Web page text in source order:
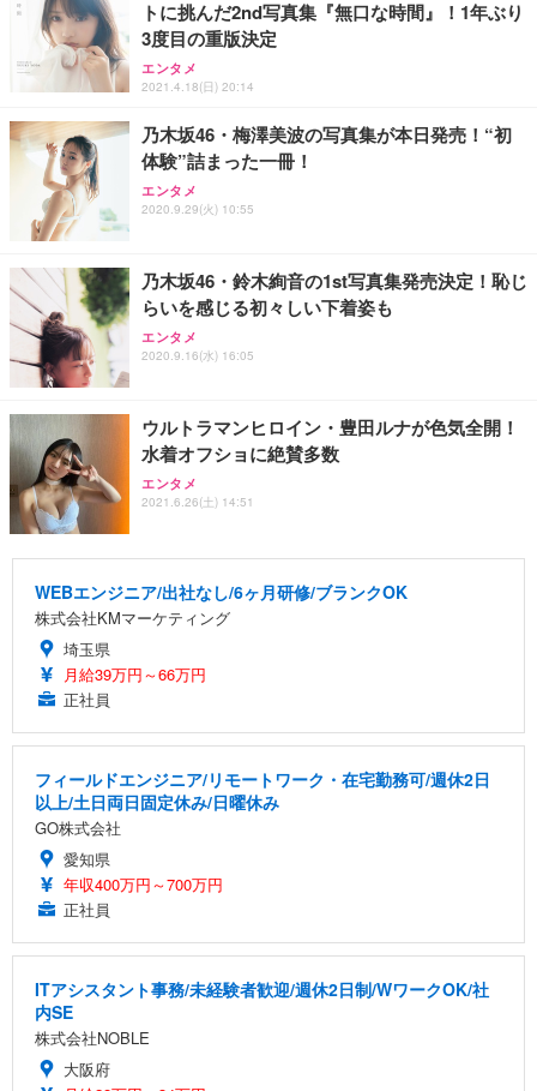
トに挑んだ2nd写真集『無口な時間』！1年ぶり
3度目の重版決定
エンタメ
2021.4.18(日) 20:14
乃木坂46・梅澤美波の写真集が本日発売！“初
体験”詰まった一冊！
エンタメ
2020.9.29(火) 10:55
乃木坂46・鈴木絢音の1st写真集発売決定！恥じ
らいを感じる初々しい下着姿も
エンタメ
2020.9.16(水) 16:05
ウルトラマンヒロイン・豊田ルナが色気全開！
水着オフショに絶賛多数
エンタメ
2021.6.26(土) 14:51
WEBエンジニア/出社なし/6ヶ月研修/ブランクOK
株式会社KMマーケティング
埼玉県
月給39万円～66万円
正社員
フィールドエンジニア/リモートワーク・在宅勤務可/週休2日
以上/土日両日固定休み/日曜休み
GO株式会社
愛知県
年収400万円～700万円
正社員
ITアシスタント事務/未経験者歓迎/週休2日制/WワークOK/社
内SE
株式会社NOBLE
大阪府